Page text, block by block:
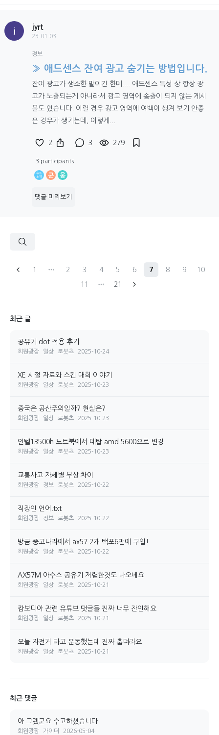
j
jyrt
23.01.03
정보
» 애드센스 잔여 광고 숨기는 방법입니다.
잔여 광고가 생소한 말이긴 한데.... 애드센스 특성 상 항상 광
고가 노출되는게 아니라서 광고 영역에 송출이 되지 않는 게시
물도 있습니다. 이럴 경우 광고 영역에 여백이 생겨 보기 안좋
은 경우가 생기는데, 이렇게...
2 3 279
3 participants
쿤 웅
댓글 미리보기
1 2 3 4 5 6 7 8 9 10
11 21
최근 글
공유기 dot 적용 후기
회원광장 일상 로봇츠 2025-10-24
XE 시절 자료와 스킨 대회 이야기
회원광장 일상 로봇츠 2025-10-23
중국은 공산주의일까? 현실은?
회원광장 일상 로봇츠 2025-10-23
인텔13500h 노트북에서 데탑 amd 5600으로 변경
회원광장 일상 로봇츠 2025-10-23
교통사고 자세별 부상 차이
회원광장 정보 로봇츠 2025-10-22
직장인 언어.txt
회원광장 정보 로봇츠 2025-10-22
방금 중고나라에서 ax57 2개 택포6만에 구입!
회원광장 일상 로봇츠 2025-10-22
AX57M 아수스 공유기 저렴한것도 나오네요
회원광장 일상 로봇츠 2025-10-21
캄보디아 관련 유튜브 댓글들 진짜 너무 잔인해요
회원광장 일상 로봇츠 2025-10-21
오늘 자전거 타고 운동했는데 진짜 춥더라요
회원광장 일상 로봇츠 2025-10-21
최근 댓글
아 그랬군요 수고하셨습니다
회원광장 가이더 2026-05-04